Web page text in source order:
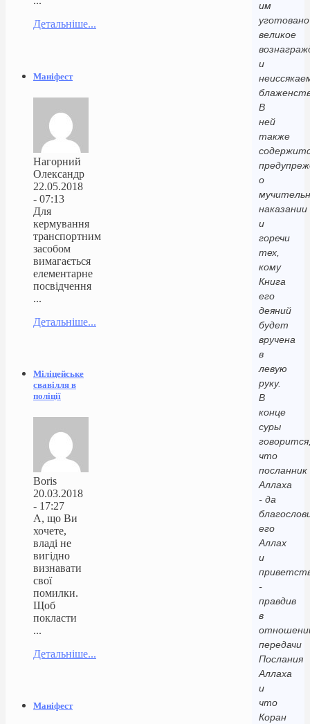
им
уготовано
великое
и
В
ней
также
о
наказании
и
горечи
тех,
кому
Книга
его
деяний
будет
вручена
в
левую
руку.
В
конце
суры
что
посланник
Аллаха
- да
его
Аллах
и
-
правдив
в
передачи
Послания
Аллаха
и
что
Коран
Детальніше...
Маніфест
Нагорний
Олександр
22.05.2018
- 07:13
Для
кермування
транспортним
засобом
вимагається
елементарне
посвідчення
...
Детальніше...
Міліцейське
свавілля в
поліції
Boris
20.03.2018
- 17:27
А, що Ви
хочете,
владі не
вигідно
визнавати
свої
помилки.
Щоб
покласти
...
Детальніше...
Маніфест